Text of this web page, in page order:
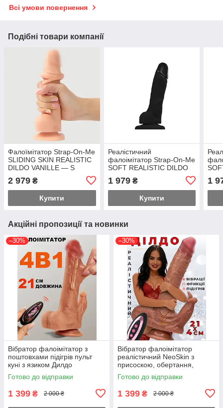
Всі умови повернення
Подібні товари компанії
Фалоїмітатор Strap-On-Me
SLIDING SKIN REALISTIC
DILDO VANILLE — S
2 979 ₴
Купити
Реалістичний
фалоімітатор Strap-On-Me
SOFT REALISTIC DILDO
1 979₴
Купити
1
Акційні пропозиції та новинки
–30%
Вібратор фалоімітатор з
поштовхами підігрів пульт
куні з язиком Дилдо
телескопічний висувний (
220-083 )
Готово до відправки
1 399 ₴ 2 000 ₴
–30%
Вібратор фалоімітатор
реалістичний NeoSkin з
присоскою, обертання,
вібрація, підігрів 42°, секс
іграшка для жінок
Готово до відправки
1 399 ₴ 2 000 ₴